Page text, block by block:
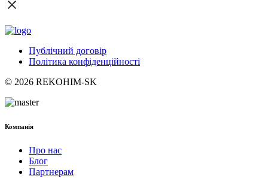
Публічний договір
Політика конфіденційності
© 2026 REKOHIM-SK
Компанія
Про нас
Блог
Партнерам